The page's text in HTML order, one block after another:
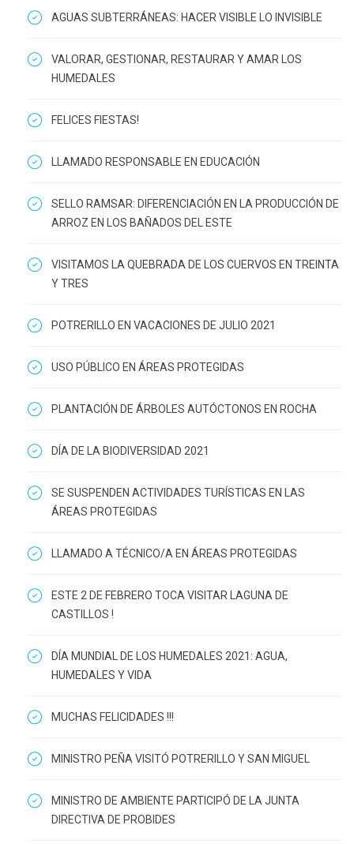
AGUAS SUBTERRÁNEAS: HACER VISIBLE LO INVISIBLE
VALORAR, GESTIONAR, RESTAURAR Y AMAR LOS
HUMEDALES
FELICES FIESTAS!
LLAMADO RESPONSABLE EN EDUCACIÓN
SELLO RAMSAR: DIFERENCIACIÓN EN LA PRODUCCIÓN DE
ARROZ EN LOS BAÑADOS DEL ESTE
VISITAMOS LA QUEBRADA DE LOS CUERVOS EN TREINTA
Y TRES
POTRERILLO EN VACACIONES DE JULIO 2021
USO PÚBLICO EN ÁREAS PROTEGIDAS
PLANTACIÓN DE ÁRBOLES AUTÓCTONOS EN ROCHA
DÍA DE LA BIODIVERSIDAD 2021
SE SUSPENDEN ACTIVIDADES TURÍSTICAS EN LAS
ÁREAS PROTEGIDAS
LLAMADO A TÉCNICO/A EN ÁREAS PROTEGIDAS
ESTE 2 DE FEBRERO TOCA VISITAR LAGUNA DE
CASTILLOS !
DÍA MUNDIAL DE LOS HUMEDALES 2021: AGUA,
HUMEDALES Y VIDA
MUCHAS FELICIDADES !!!
MINISTRO PEÑA VISITÓ POTRERILLO Y SAN MIGUEL
MINISTRO DE AMBIENTE PARTICIPÓ DE LA JUNTA
DIRECTIVA DE PROBIDES